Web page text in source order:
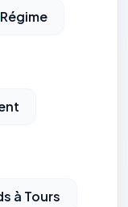
Régime
à Tours